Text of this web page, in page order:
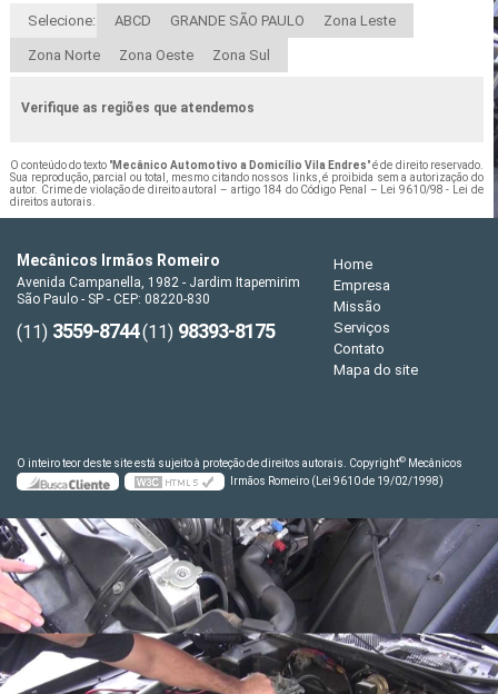
Selecione: ABCD GRANDE SÃO PAULO Zona Leste
Zona Norte Zona Oeste Zona Sul
Verifique as regiões que atendemos
O conteúdo do texto "Mecânico Automotivo a Domicílio Vila Endres" é de direito reservado.
Sua reprodução, parcial ou total, mesmo citando nossos links, é proibida sem a autorização do
autor. Crime de violação de direito autoral – artigo 184 do Código Penal – Lei 9610/98 - Lei de
direitos autorais.
Mecânicos Irmãos Romeiro
Avenida Campanella, 1982 - Jardim Itapemirim
São Paulo - SP - CEP: 08220-830
(11) 3559-8744(11) 98393-8175
Home
Empresa
Missão
Serviços
Contato
Mapa do site
O inteiro teor deste site está sujeito à proteção de direitos autorais. Copyright© Mecânicos
Irmãos Romeiro (Lei 9610 de 19/02/1998)